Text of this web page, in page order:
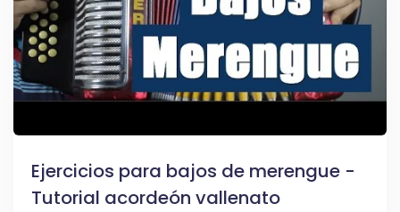
Ejercicios para bajos de merengue -
Tutorial acordeón vallenato